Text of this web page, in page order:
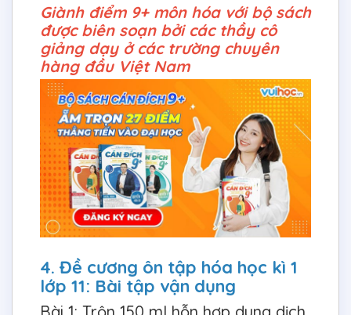
Giành điểm 9+ môn hóa với bộ sách
được biên soạn bởi các thầy cô
giảng dạy ở các trường chuyên
hàng đầu Việt Nam
4. Đề cương ôn tập hóa học kì 1
lớp 11: Bài tập vận dụng